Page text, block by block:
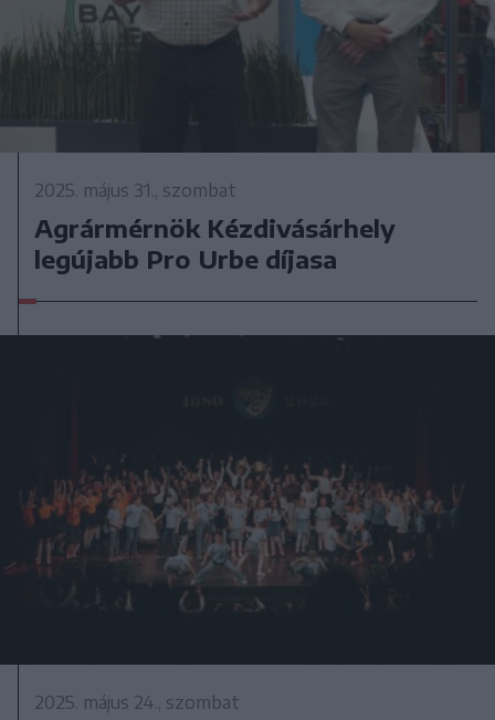
2025. május 31., szombat
Agrármérnök Kézdivásárhely
legújabb Pro Urbe díjasa
2025. május 24., szombat